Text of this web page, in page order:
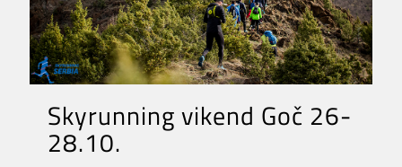
Skyrunning vikend Goč 26-
28.10.